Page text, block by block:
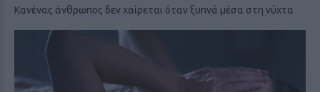
Κανένας άνθρωπος δεν χαίρεται όταν ξυπνά μέσα στη νύχτα